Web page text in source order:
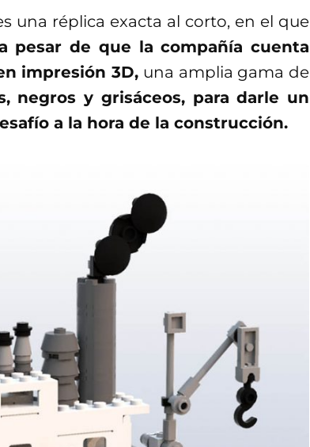
una réplica exacta al corto, en el que
pesar de que la compañía cuenta
impresión 3D, una amplia gama de
negros y grisáceos, para darle un
a la hora de la construcción.